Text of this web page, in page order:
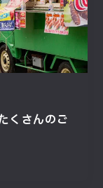
くさんのご